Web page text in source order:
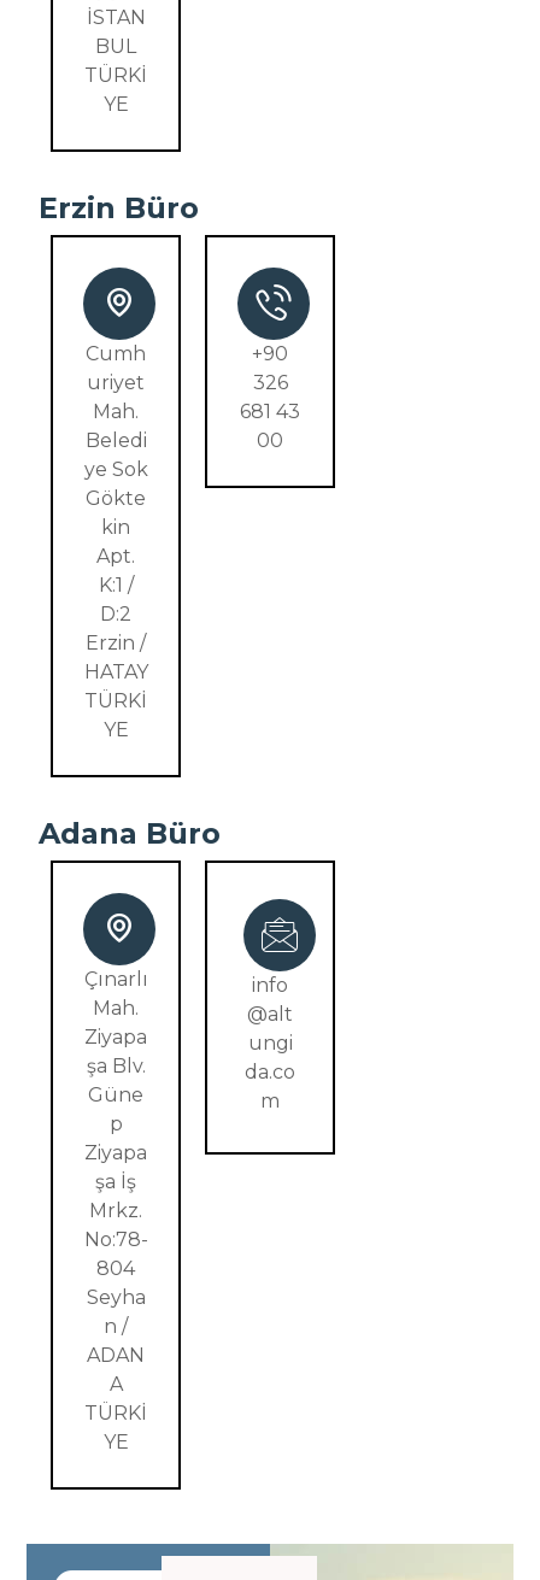
İSTAN
BUL
TÜRKİ
YE
Erzin Büro
Cumh
uriyet
Mah.
Beledi
ye Sok
Gökte
kin
Apt.
K:1 /
D:2
Erzin /
HATAY
TÜRKİ
YE
+90
326
681 43
00
Adana Büro
Çınarlı
Mah.
Ziyapa
şa Blv.
Güne
p
Ziyapa
şa İş
Mrkz.
No:78-
804
Seyha
n /
ADAN
A
TÜRKİ
YE
info
@alt
ungi
da.co
m